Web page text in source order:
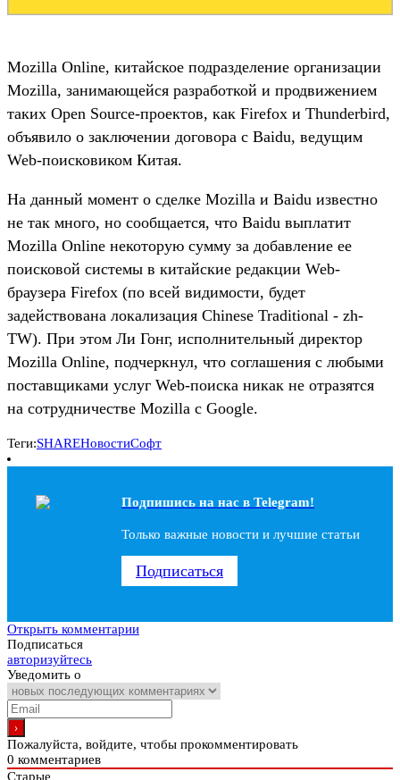
Mozilla Online, китайское подразделение организации
Mozilla, занимающейся разработкой и продвижением
таких Open Source-проектов, как Firefox и Thunderbird,
объявило о заключении договора с Baidu, ведущим
Web-поисковиком Китая.
На данный момент о сделке Mozilla и Baidu известно
не так много, но сообщается, что Baidu выплатит
Mozilla Online некоторую сумму за добавление ее
поисковой системы в китайские редакции Web-
браузера Firefox (по всей видимости, будет
задействована локализация Chinese Traditional - zh-
TW). При этом Ли Гонг, исполнительный директор
Mozilla Online, подчеркнул, что соглашения с любыми
поставщиками услуг Web-поиска никак не отразятся
на сотрудничестве Mozilla с Google.
Теги:SHAREНовостиСофт
Подпишись на наc в Telegram!
Только важные новости и лучшие статьи
Подписаться
Открыть комментарии
Подписаться
авторизуйтесь
Уведомить о
Пожалуйста, войдите, чтобы прокомментировать
0 комментариев
Старые